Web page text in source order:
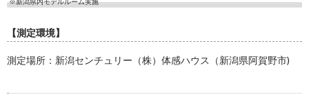
【測定環境】
測定場所：新潟センチュリー（株）体感ハウス（新潟県阿賀野市)